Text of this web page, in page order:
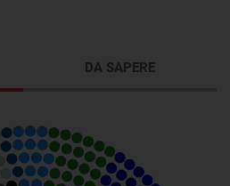
DA SAPERE